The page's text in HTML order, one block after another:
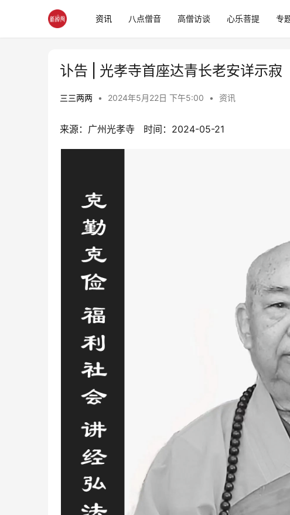
资讯 八点僧音 高僧访谈 心乐菩提 专
讣告 | 光孝寺首座达青长老安详示寂
三三两两 • 2024年5月22日 下午5:00 • 资讯
来源：广州光孝寺   时间：2024-05-21